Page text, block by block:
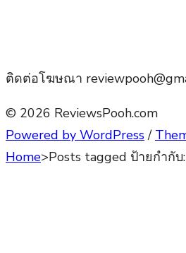
ติดต่อโฆษณา
© 2026 ReviewsPooh.com
Powered by WordPress /
Home>Posts tagged ป้ายกำกับ: